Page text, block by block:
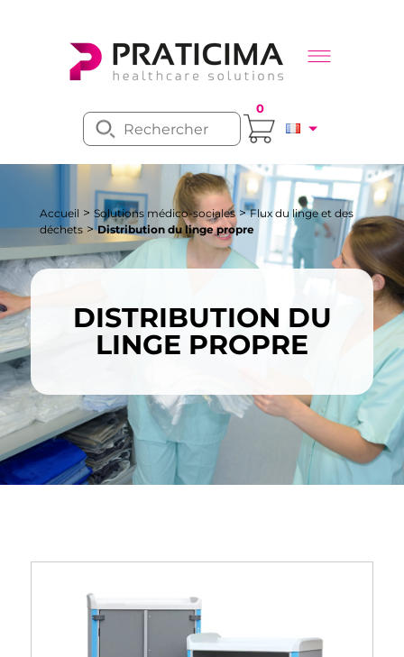
0
Accueil > Solutions médico-sociales>Flux du linge et des
déchets>Distribution du linge propre
DISTRIBUTION DU
LINGE PROPRE